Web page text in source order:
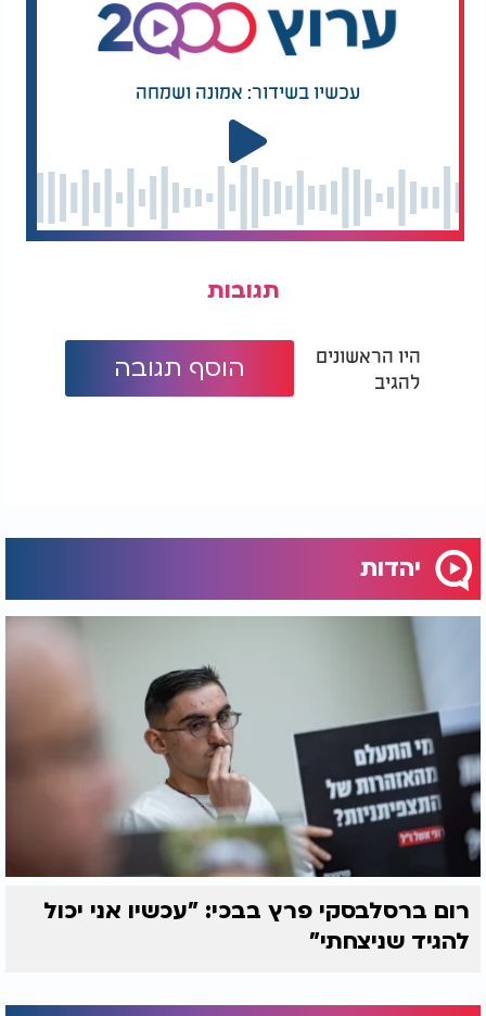
שלהם בעם ישראל. עם הזמן התחלתי ללמוד ולגלות
כמה ערך יש לדורות הקודמים שלנו, ואיך הדמויות
האלה, התנאים, היוו יסוד עצום לכל מה שאנחנו כעם
טל מסכם בהתרגשות: "כשאני מסתכל אחורה אני מבין
שבזכות רבי שמעון בכלל נולדתי. בלי התפילה של
סבתא שלי והנדר שהיא קיבלה על עצמה, מי יודע אם
הייתי פה. כל שנה מחדש, כשמגיע חודש אלול, הלב שלי
חוזר לאותו רגע. זו זכות עצומה עבורי לדעת שהחיים
שלי עצמם קשורים בקשר ישיר לצדיק האדיר הזה".
עכשיו בשידור: אמונה ושמחה
תגובות
היו הראשונים
להגיב
הוסף תגובה
יהדות
רום ברסלבסקי פרץ בבכי: "עכשיו אני יכול
להגיד שניצחתי"